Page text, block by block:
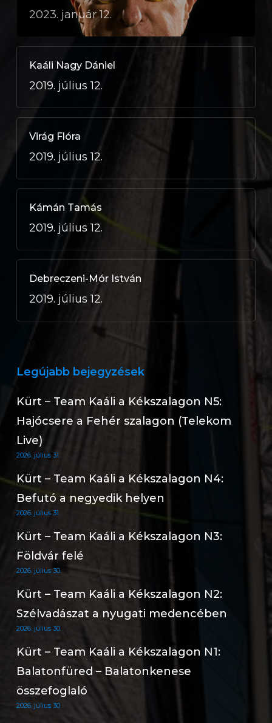
2023. január 12.
Kaáli Nagy Dániel
2019. július 12.
Virág Flóra
2019. július 12.
Kámán Tamás
2019. július 12.
Debreczeni-Mór István
2019. július 12.
Legújabb bejegyzések
Kürt – Team Kaáli a Kékszalagon N5:
Hajócsere a Fehér szalagon (Telekom
Live)
2026. július 31.
Kürt – Team Kaáli a Kékszalagon N4:
Befutó a negyedik helyen
2026. július 31.
Kürt – Team Kaáli a Kékszalagon N3:
Földvár felé
2026. július 30.
Kürt – Team Kaáli a Kékszalagon N2:
Szélvadászat a nyugati medencében
2026. július 30.
Kürt – Team Kaáli a Kékszalagon N1:
Balatonfüred – Balatonkenese
összefoglaló
2026. július 30.